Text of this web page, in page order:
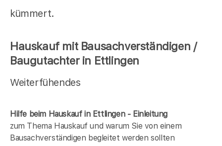
kümmert.
Hauskauf mit Bausachverständigen /
Baugutachter in Ettlingen
Weiterfühendes
Hilfe beim Hauskauf in Ettlingen - Einleitung
zum Thema Hauskauf und warum Sie von einem
Bausachverständigen begleitet werden sollten